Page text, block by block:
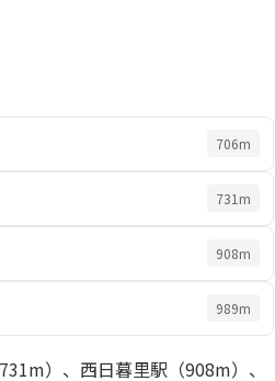
706m
731m
908m
989m
）、西日暮里駅（908m）、